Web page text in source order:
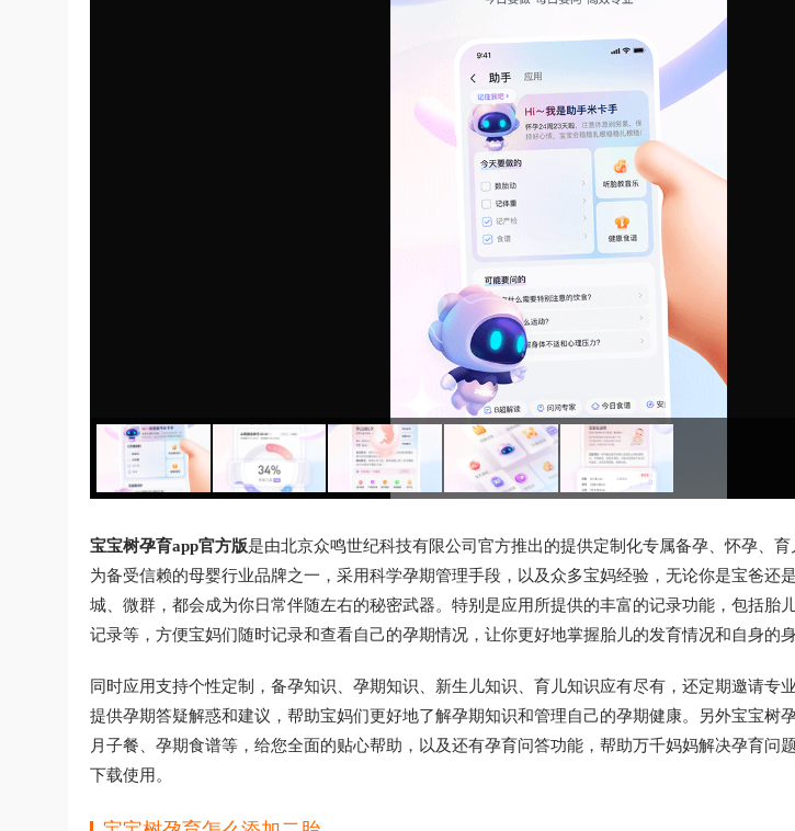
宝宝树孕育app官方版是由北京众鸣世纪科技有限公司官方推出的提供定制化专属备孕、怀孕、
为备受信赖的母婴行业品牌之一，采用科学孕期管理手段，以及众多宝妈经验，无论你是宝爸还
城、微群，都会成为你日常伴随左右的秘密武器。特别是应用所提供的丰富的记录功能，包括胎
记录等，方便宝妈们随时记录和查看自己的孕期情况，让你更好地掌握胎儿的发育情况和自身的身
同时应用支持个性定制，备孕知识、孕期知识、新生儿知识、育儿知识应有尽有，还定期邀请专
提供孕期答疑解惑和建议，帮助宝妈们更好地了解孕期知识和管理自己的孕期健康。另外宝宝树
月子餐、孕期食谱等，给您全面的贴心帮助，以及还有孕育问答功能，帮助万千妈妈解决孕育问
下载使用。